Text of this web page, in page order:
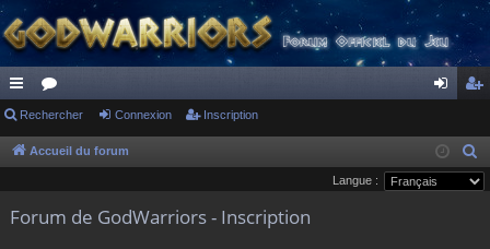
ac
co
ci
or
u
s
ne cri
pti
Rechercher Connexion Inscription
Accueil du forum
e
Langue :
Forum de GodWarriors - Inscription